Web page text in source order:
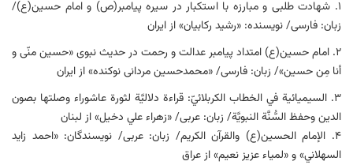
۱. شهادت طلبی و مبارزه با استکبار در سیره پیامبر(ص) و امام حسین(ع)/
زبان: فارسی/ نویسنده: «رشید رکابیان» از ایران
۲. امام حسین(ع) امتداد پیامبر عدالت و رحمت در حدیث نبوی «حسین منّی و
أنا مِن حسین»/ زبان: فارسی/ «محمدحسین مردانی نوکنده» از ایران
۳. السيميائية في الخطاب الكربلائيّ: قراءة دلاليَّة لثورة عاشوراء وصلتها بصون
الدين وحفظ السُّنَّة النبويَّة/ زبان: عربی/ «زهراء علي دخيل» از لبنان
۴. الإمام الحسين(ع) والقرآن الكريم/ زبان: عربی/ نویسندگان: «احمد زايد
السهلاني» و «لمياء عزيز نعيم» از عراق